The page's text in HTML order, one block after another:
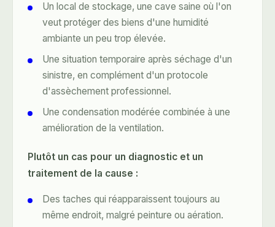
Un local de stockage, une cave saine où l'on
veut protéger des biens d'une humidité
ambiante un peu trop élevée.
Une situation temporaire après séchage d'un
sinistre, en complément d'un protocole
d'assèchement professionnel.
Une condensation modérée combinée à une
amélioration de la ventilation.
Plutôt un cas pour un diagnostic et un
traitement de la cause :
Des taches qui réapparaissent toujours au
même endroit, malgré peinture ou aération.